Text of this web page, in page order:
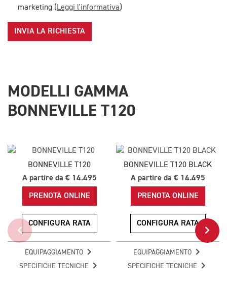
marketing (Leggi l'informativa)
INVIA LA RICHIESTA
MODELLI GAMMA
BONNEVILLE T120
BONNEVILLE T120
A partire da € 14.495
PRENOTA ONLINE
CONFIGURA RATA
EQUIPAGGIAMENTO
SPECIFICHE TECNICHE
BONNEVILLE T120 BLACK
A partire da € 14.495
PRENOTA ONLINE
CONFIGURA RATA
EQUIPAGGIAMENTO
SPECIFICHE TECNICHE